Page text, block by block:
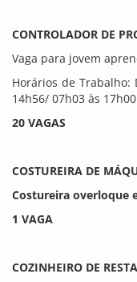
CONTROLADOR DE
Vaga para jovem
Horários de Trabalho:
14h56/ 07h03 às
20 VAGAS
COSTUREIRA DE
Costureira overloque
1 VAGA
COZINHEIRO DE